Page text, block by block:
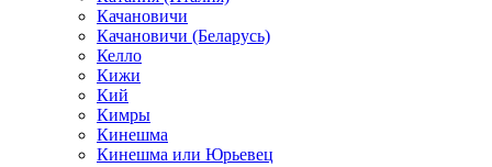
Качановичи
Качановичи (Беларусь)
Келло
Кижи
Кий
Кимры
Кинешма
Кинешма или Юрьевец